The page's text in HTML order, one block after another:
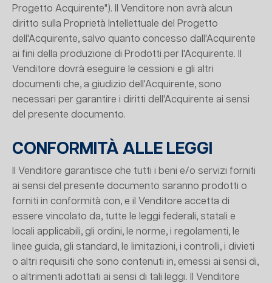
Progetto Acquirente"). Il Venditore non avrà alcun
diritto sulla Proprietà Intellettuale del Progetto
dell'Acquirente, salvo quanto concesso dall'Acquirente
ai fini della produzione di Prodotti per l'Acquirente. Il
Venditore dovrà eseguire le cessioni e gli altri
documenti che, a giudizio dell'Acquirente, sono
necessari per garantire i diritti dell'Acquirente ai sensi
del presente documento.
CONFORMITÀ ALLE LEGGI
Il Venditore garantisce che tutti i beni e/o servizi forniti
ai sensi del presente documento saranno prodotti o
forniti in conformità con, e il Venditore accetta di
essere vincolato da, tutte le leggi federali, statali e
locali applicabili, gli ordini, le norme, i regolamenti, le
linee guida, gli standard, le limitazioni, i controlli, i divieti
o altri requisiti che sono contenuti in, emessi ai sensi di,
o altrimenti adottati ai sensi di tali leggi. Il Venditore